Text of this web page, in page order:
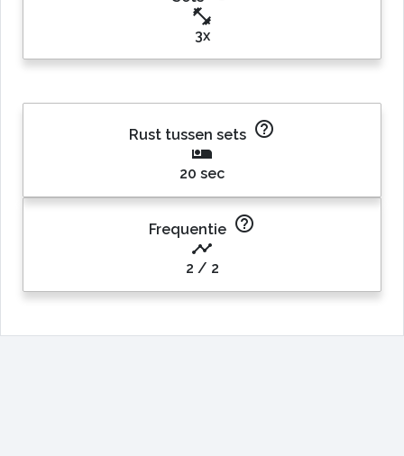
fitness_center
3x
Rust tussen sets help_outline
airline_seat_individual_suite
20 sec
Frequentie help_outline
timeline
2 / 2